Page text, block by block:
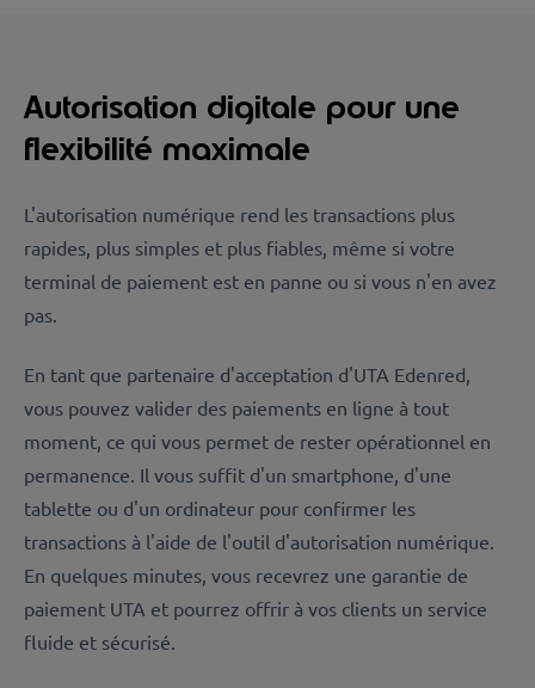
Autorisation digitale pour une
flexibilité maximale
L'autorisation numérique rend les transactions plus
rapides, plus simples et plus fiables, même si votre
terminal de paiement est en panne ou si vous n'en avez
pas.
En tant que partenaire d'acceptation d'UTA Edenred,
vous pouvez valider des paiements en ligne à tout
moment, ce qui vous permet de rester opérationnel en
permanence. Il vous suffit d'un smartphone, d'une
tablette ou d'un ordinateur pour confirmer les
transactions à l'aide de l'outil d'autorisation numérique.
En quelques minutes, vous recevrez une garantie de
paiement UTA et pourrez offrir à vos clients un service
fluide et sécurisé.